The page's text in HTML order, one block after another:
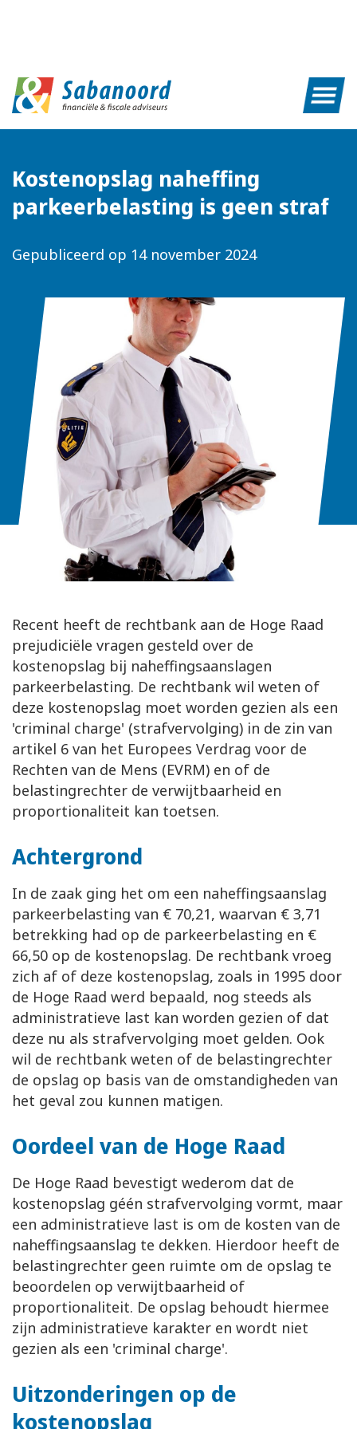
Kostenopslag naheffing
parkeerbelasting is geen straf
Gepubliceerd op 14 november 2024
Recent heeft de rechtbank aan de Hoge Raad
prejudiciële vragen gesteld over de
kostenopslag bij naheffingsaanslagen
parkeerbelasting. De rechtbank wil weten of
deze kostenopslag moet worden gezien als een
'criminal charge' (strafvervolging) in de zin van
artikel 6 van het Europees Verdrag voor de
Rechten van de Mens (EVRM) en of de
belastingrechter de verwijtbaarheid en
proportionaliteit kan toetsen.
Achtergrond
In de zaak ging het om een naheffingsaanslag
parkeerbelasting van € 70,21, waarvan € 3,71
betrekking had op de parkeerbelasting en €
66,50 op de kostenopslag. De rechtbank vroeg
zich af of deze kostenopslag, zoals in 1995 door
de Hoge Raad werd bepaald, nog steeds als
administratieve last kan worden gezien of dat
deze nu als strafvervolging moet gelden. Ook
wil de rechtbank weten of de belastingrechter
de opslag op basis van de omstandigheden van
het geval zou kunnen matigen.
Oordeel van de Hoge Raad
De Hoge Raad bevestigt wederom dat de
kostenopslag géén strafvervolging vormt, maar
een administratieve last is om de kosten van de
naheffingsaanslag te dekken. Hierdoor heeft de
belastingrechter geen ruimte om de opslag te
beoordelen op verwijtbaarheid of
proportionaliteit. De opslag behoudt hiermee
zijn administratieve karakter en wordt niet
gezien als een 'criminal charge'.
Uitzonderingen op de
kostenopslag